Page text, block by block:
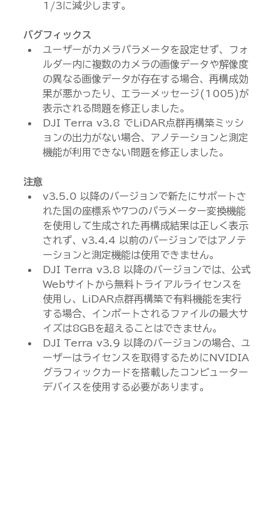
1/3に減少します。
バグフィックス
ユーザーがカメラパラメータを設定せず、フォ
ルダー内に複数のカメラの画像データや解像度
の異なる画像データが存在する場合、再構成効
果が悪かったり、エラーメッセージ(1005)が
表示される問題を修正しました。
DJI Terra v3.8 でLiDAR点群再構築ミッシ
ョンの出力がない場合、アノテーションと測定
機能が利用できない問題を修正しました。
注意
v3.5.0 以降のバージョンで新たにサポートさ
れた国の座標系や7つのパラメーター変換機能
を使用して生成された再構成結果は正しく表示
されず、v3.4.4 以前のバージョンではアノテ
ーションと測定機能は使用できません。
DJI Terra v3.8 以降のバージョンでは、公式
Webサイトから無料トライアルライセンスを
使用し、LiDAR点群再構築で有料機能を実行
する場合、インポートされるファイルの最大サ
イズは8GBを超えることはできません。
DJI Terra v3.9 以降のバージョンの場合、ユ
ーザーはライセンスを取得するためにNVIDIA
グラフィックカードを搭載したコンピューター
デバイスを使用する必要があります。